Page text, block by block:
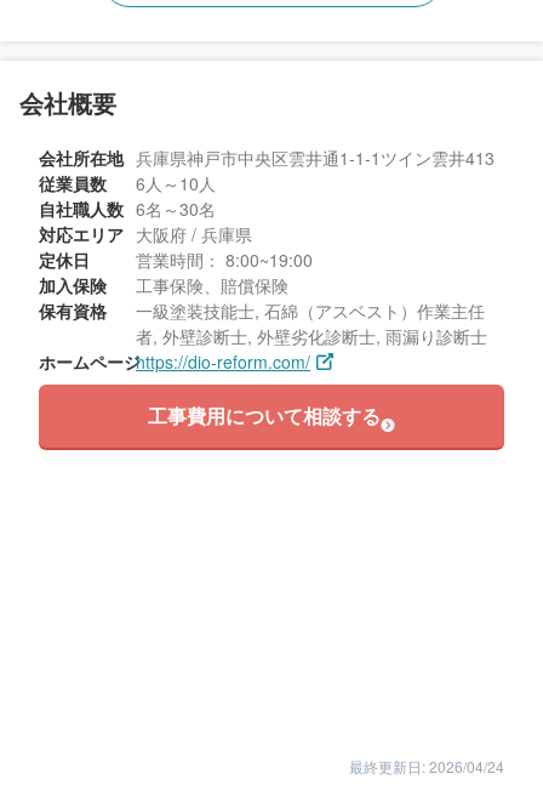
会社概要
会社所在地 兵庫県神戸市中央区雲井通1-1-1ツイン雲井413
従業員数
6人～10人
自社職人数 6名～30名
対応エリア 大阪府 / 兵庫県
定休日
営業時間： 8:00~19:00
加入保険
工事保険、賠償保険
保有資格
一級塗装技能士, 石綿（アスベスト）作業主任
者, 外壁診断士, 外壁劣化診断士, 雨漏り診断士
ホームページhttps://dio-reform.com/
工事費用について相談する
最終更新日: 2026/04/24